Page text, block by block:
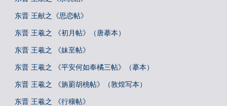
东晋 王献之《思恋帖》
东晋 王羲之 《初月帖》（唐摹本）
东晋 王羲之 《妹至帖》
东晋 王羲之 《平安何如奉橘三帖》（摹本）
东晋 王羲之 《旃罽胡桃帖》（敦煌写本）
东晋 王羲之 《行穰帖》